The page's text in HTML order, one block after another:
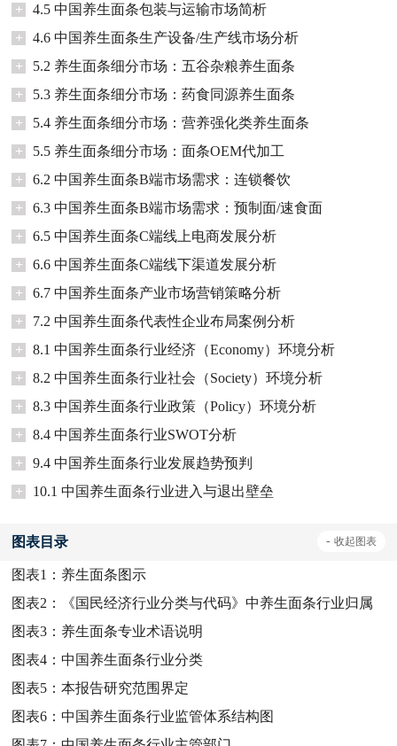
+
4.5 中国养生面条包装与运输市场简析
+
4.6 中国养生面条生产设备/生产线市场分析
+
5.2 养生面条细分市场：五谷杂粮养生面条
+
5.3 养生面条细分市场：药食同源养生面条
+
5.4 养生面条细分市场：营养强化类养生面条
+
5.5 养生面条细分市场：面条OEM代加工
+
6.2 中国养生面条B端市场需求：连锁餐饮
+
6.3 中国养生面条B端市场需求：预制面/速食面
+
6.5 中国养生面条C端线上电商发展分析
+
6.6 中国养生面条C端线下渠道发展分析
+
6.7 中国养生面条产业市场营销策略分析
+
7.2 中国养生面条代表性企业布局案例分析
+
8.1 中国养生面条行业经济（Economy）环境分析
+
8.2 中国养生面条行业社会（Society）环境分析
+
8.3 中国养生面条行业政策（Policy）环境分析
+
8.4 中国养生面条行业SWOT分析
+
9.4 中国养生面条行业发展趋势预判
+
10.1 中国养生面条行业进入与退出壁垒
图表目录 - 收起图表
图表1： 养生面条图示
图表2：
《国民经济行业分类与代码》中养生面条行业归属
图表3： 养生面条专业术语说明
图表4：中国养生面条行业分类
图表5：本报告研究范围界定
图表6：中国养生面条行业监管体系结构图